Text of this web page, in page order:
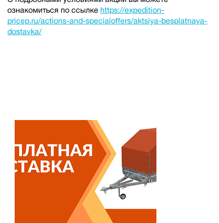
ознакомиться по ссылке https://expedition-
pricep.ru/actions-and-specialoffers/aktsiya-besplatnaya-
dostavka/